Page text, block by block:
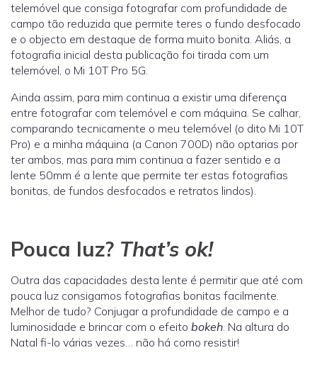
telemóvel que consiga fotografar com profundidade de
campo tão reduzida que permite teres o fundo desfocado
e o objecto em destaque de forma muito bonita. Aliás, a
fotografia inicial desta publicação foi tirada com um
telemóvel, o Mi 10T Pro 5G.
Ainda assim, para mim continua a existir uma diferença
entre fotografar com telemóvel e com máquina. Se calhar,
comparando tecnicamente o meu telemóvel (o dito Mi 10T
Pro) e a minha máquina (a Canon 700D) não optarias por
ter ambos, mas para mim continua a fazer sentido e a
lente 50mm é a lente que permite ter estas fotografias
bonitas, de fundos desfocados e retratos lindos).
Pouca luz? That’s ok!
Outra das capacidades desta lente é permitir que até com
pouca luz consigamos fotografias bonitas facilmente.
Melhor de tudo? Conjugar a profundidade de campo e a
luminosidade e brincar com o efeito bokeh. Na altura do
Natal fi-lo várias vezes… não há como resistir!